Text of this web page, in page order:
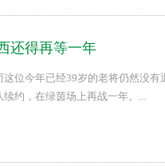
还得再等一年
位今年已经39岁的老将仍然没
约，在绿茵场上再战一年。...